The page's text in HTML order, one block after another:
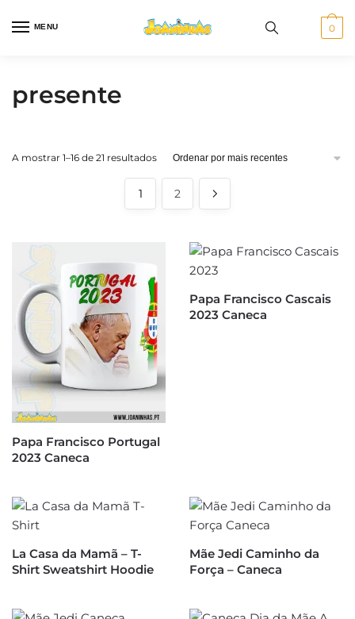
MENU 0
presente
A mostrar 1–16 de 21 resultadosOrdenado
mais
1 2
Papa Francisco Portugal
2023 Caneca
Papa Francisco Cascais
2023 Caneca
La Casa da Mamã – T-
Shirt Sweatshirt Hoodie
Mãe Jedi Caminho da
Força – Caneca